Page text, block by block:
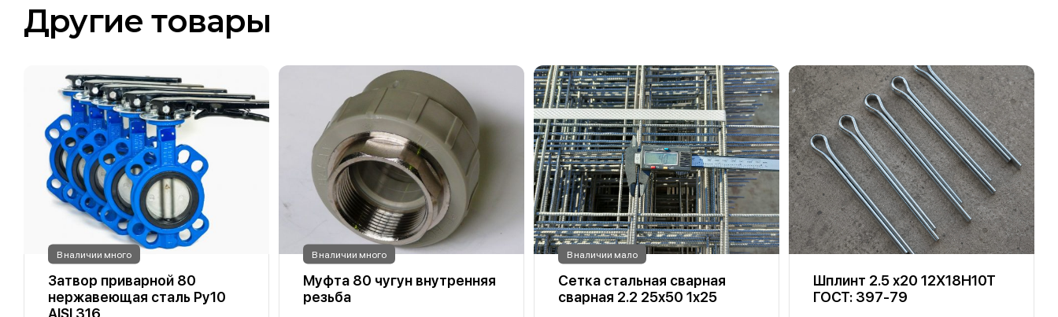
Другие товары
В наличии много
Затвор приварной 80
нержавеющая сталь Ру10
AISI 316
В наличии много
Муфта 80 чугун внутренняя
резьба
В наличии мало
Сетка стальная сварная
сварная 2.2 25х50 1х25
Шплинт 2.5 х20 12Х18Н10Т
ГОСТ: 397-79